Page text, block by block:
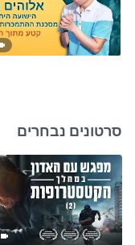
סרטונים נבחרים